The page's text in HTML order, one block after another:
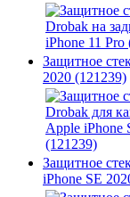
Защитное
2020 (121239)
Защитное
iPhone SE